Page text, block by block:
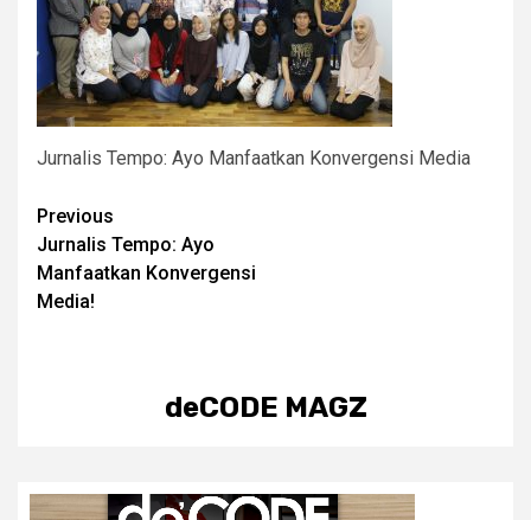
Jurnalis Tempo: Ayo Manfaatkan Konvergensi Media
Post
navigation
Previous
Jurnalis Tempo: Ayo
Manfaatkan Konvergensi
Media!
deCODE MAGZ